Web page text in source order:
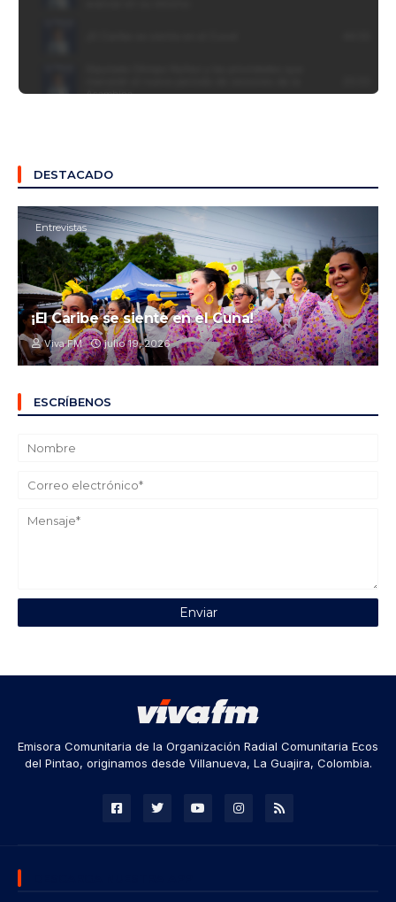
DESTACADO
Entrevistas
¡El Caribe se siente en el Cuna!
Viva FM julio 19, 2026
ESCRÍBENOS
Emisora Comunitaria de la Organización Radial Comunitaria Ecos
del Pintao, originamos desde Villanueva, La Guajira, Colombia.